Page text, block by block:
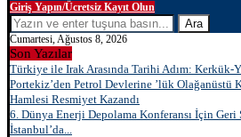
Giriş Yapın/Ücretsiz Kayıt Olun
Ara
Cumartesi, Ağustos 8, 2026
Son Yazılar
Türkiye ile Irak Arasında Tarihi Adım: Kerkük-
Portekiz’den Petrol Devlerine ’lük Olağanüstü
Hamlesi Resmiyet Kazandı
6. Dünya Enerji Depolama Konferansı İçin Geri
İstanbul’da...